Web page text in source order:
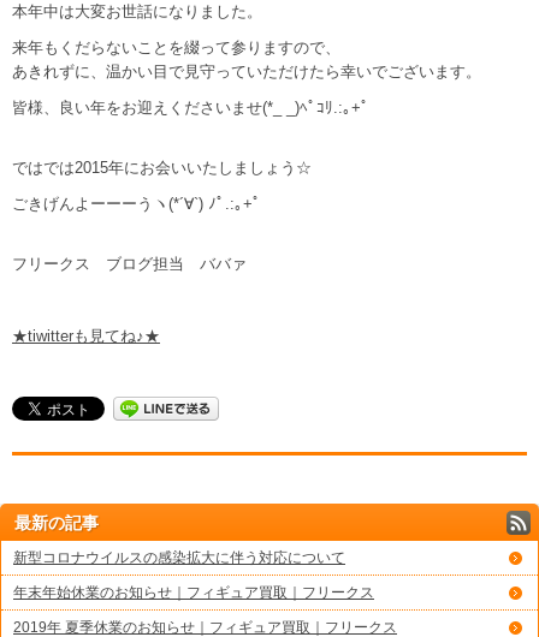
本年中は大変お世話になりました。
来年もくだらないことを綴って参りますので、
あきれずに、温かい目で見守っていただけたら幸いでございます。
皆様、良い年をお迎えくださいませ(*_ _)ﾍﾟｺﾘ.:｡+ﾟ
ではでは2015年にお会いいたしましょう☆
ごきげんよーーーうヽ(*´∀`) ﾉﾟ.:｡+ﾟ
フリークス ブログ担当 ババァ
★tiwitterも見てね♪★
最新の記事
新型コロナウイルスの感染拡大に伴う対応について
年末年始休業のお知らせ｜フィギュア買取｜フリークス
2019年 夏季休業のお知らせ｜フィギュア買取｜フリークス